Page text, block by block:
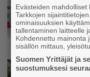
Uutinen
Kolmesta
olen
oppinut
Uutinen
Evästeiden mahdolliset
Tarkkojen
ominaisuuksien
tallentaminen laitteelle
Kohdennettu mainonta
sisällön mittaus,
Suomen Yrittäjät ja
suostumuksesi